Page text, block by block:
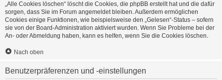
„Alle Cookies löschen“ löscht die Cookies, die phpBB erstellt hat und die dafür
sorgen, dass Sie im Forum angemeldet bleiben. Außerdem ermöglichen
Cookies einige Funktionen, wie beispielsweise den „Gelesen“-Status – sofern
sie von der Board-Administration aktiviert wurden. Wenn Sie Probleme bei der
An- oder Abmeldung haben, kann es helfen, wenn Sie die Cookies löschen.
Nach oben
Benutzerpräferenzen und -einstellungen